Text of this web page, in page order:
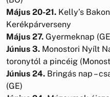
Május 20-21. Kelly’s
Kerékpárverseny
Május 27. Gyermeknap
Június 3. Monostori Nyílt
toronytól a pincéig
Június 24. Bringás nap –
(GE)